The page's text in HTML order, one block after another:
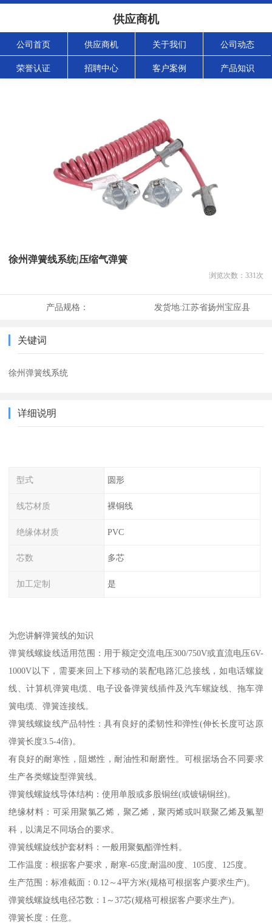
供应商机
公司首页 供应商机 关于我们 公司动态
荣誉认证 招聘中心 客户案例 产品知识
徐州弹簧线系统|压缩气弹簧
浏览次数： 331次
产品规格： 发货地:江苏省扬州宝应县
关键词
徐州弹簧线系统
详细说明
型式 圆形
线芯材质 裸铜线
绝缘体材质 PVC
芯数 多芯
加工定制 是
为您讲解弹簧线的知识
弹簧线螺旋线适用范围：用于额定交流电压300/750V或直流电压6V-
1000V以下，需要来回上下移动的装配电路汇总接线，如电话螺旋
线、计算机弹簧电缆、电子设备弹簧线插件及汽车螺旋线、拖车弹
簧电缆、弹簧连接线。
弹簧线螺旋线产品特性：具有良好的柔韧性和弹性(伸长长度可达原
弹簧长度3.5-4倍)。
有良好的耐寒性，阻燃性，耐油性和耐磨性。可根据场合不同要求
生产各类螺旋型弹簧线。
弹簧线螺旋线导体结构：使用单股或多股铜丝(或镀锡铜丝)。
绝缘材料：可采用聚氯乙烯，聚乙烯，聚丙烯或叫联聚乙烯及氟塑
科，以满足不同场合的要求。
弹簧线螺旋线护套材料：一般用聚氨酯弹性料。
工作温度：根据客户要求，耐寒-65度;耐温80度、105度、125度。
生产范围：标准截面：0.12～4平方米(规格可根据客户要求生产)。
弹簧线螺旋线电径芯数：1～37芯(规格可根据客户要求生产)。
弹簧长度：任意。